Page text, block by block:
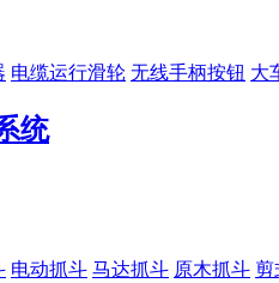
电缆运行滑轮 无线手柄按钮 大
统
电动抓斗 马达抓斗 原木抓斗 剪